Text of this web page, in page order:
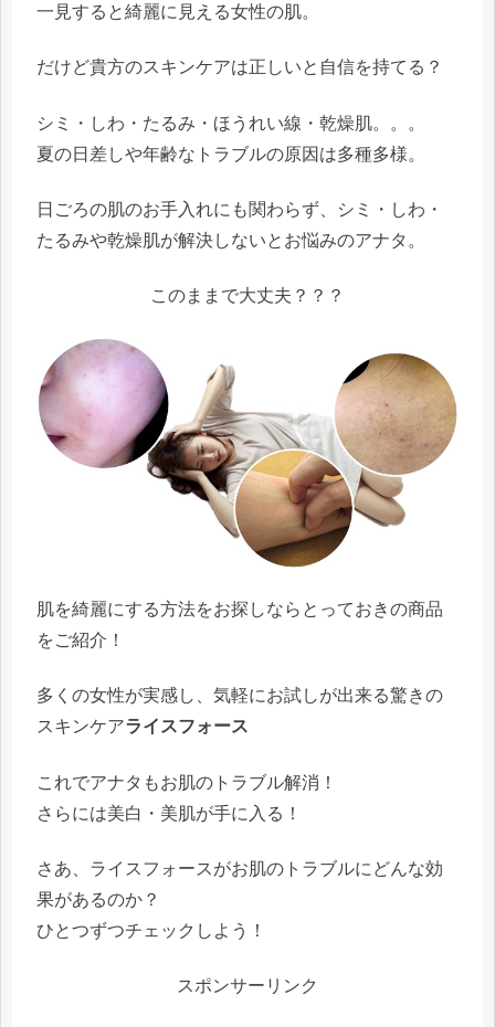
一見すると綺麗に見える女性の肌。
だけど貴方のスキンケアは正しいと自信を持てる？
シミ・しわ・たるみ・ほうれい線・乾燥肌。。。
夏の日差しや年齢なトラブルの原因は多種多様。
日ごろの肌のお手入れにも関わらず、シミ・しわ・
たるみや乾燥肌が解決しないとお悩みのアナタ。
このままで大丈夫？？？
肌を綺麗にする方法をお探しならとっておきの商品
をご紹介！
多くの女性が実感し、気軽にお試しが出来る驚きの
スキンケアライスフォース
これでアナタもお肌のトラブル解消 ！
さらには美白・美肌が手に入る！
さあ、ライスフォースがお肌のトラブルにどんな効
果があるのか？
ひとつずつチェックしよう！
スポンサーリンク